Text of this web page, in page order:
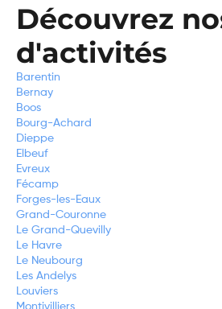
Découvrez
d'activités
Barentin
Bernay
Boos
Bourg-Achard
Dieppe
Elbeuf
Evreux
Fécamp
Forges-les-Eaux
Grand-Couronne
Le Grand-Quevilly
Le Havre
Le Neubourg
Les Andelys
Louviers
Montivilliers